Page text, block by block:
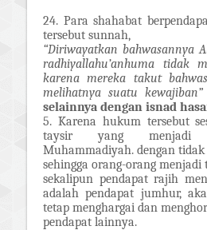
24. Para shahabat
tersebut sunnah,
“Diriwayatkan bahwasannya
radhiyallahu’anhuma tidak
karena mereka takut
melihatnya suatu kewajiban”
selainnya dengan isnad
5. Karena hukum tersebut
taysir yang menjadi
Muhammadiyah. dengan
sehingga orang-orang menjadi
sekalipun pendapat rajih
adalah pendapat jumhur,
tetap menghargai dan
pendapat lainnya.